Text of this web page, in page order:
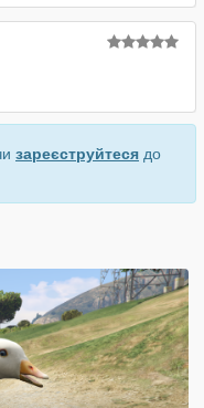
зареєструйтеся до